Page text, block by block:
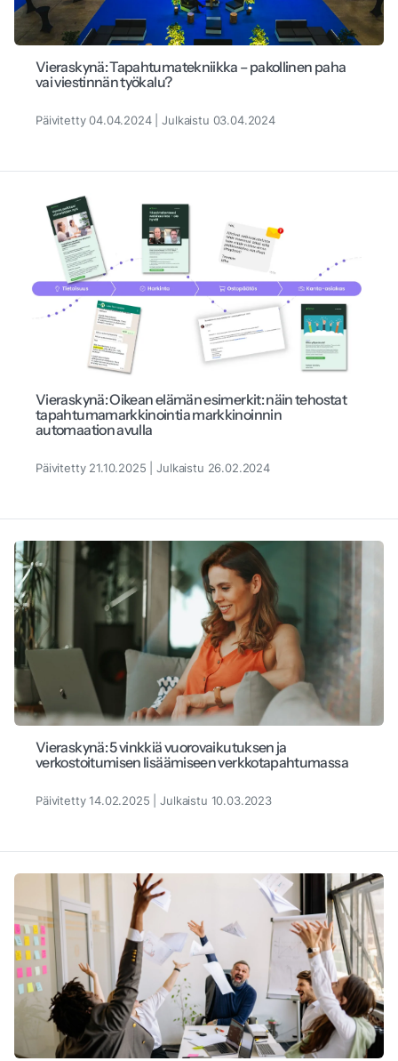
Vieraskynä: Tapahtumatekniikka – pakollinen paha
vai viestinnän työkalu?
Päivitetty 04.04.2024 | Julkaistu 03.04.2024
Vieraskynä: Oikean elämän esimerkit: näin tehostat
tapahtumamarkkinointia markkinoinnin
automaation avulla
Päivitetty 21.10.2025 | Julkaistu 26.02.2024
Vieraskynä: 5 vinkkiä vuorovaikutuksen ja
verkostoitumisen lisäämiseen verkkotapahtumassa
Päivitetty 14.02.2025 | Julkaistu 10.03.2023